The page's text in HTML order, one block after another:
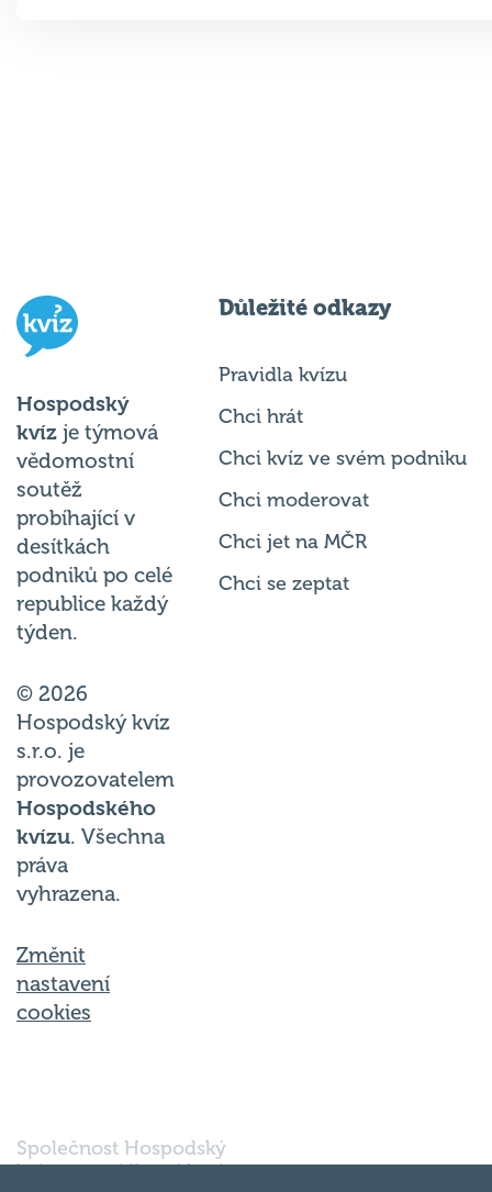
Hospodský
kvíz je týmová
vědomostní
soutěž
probíhající v
desítkách
podniků po celé
republice každý
týden.
© 2026
Hospodský kvíz
s.r.o. je
provozovatelem
Hospodského
kvízu. Všechna
práva
vyhrazena.
Změnit
nastavení
cookies
Důležité odkazy
Pravidla kvízu
Chci hrát
Chci kvíz ve svém podniku
Chci moderovat
Chci jet na MČR
Chci se zeptat
Společnost Hospodský
kvíz s.r.o., sídlem Nové